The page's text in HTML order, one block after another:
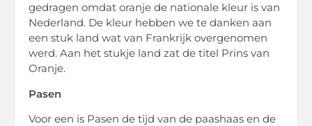
gedragen omdat oranje de nationale kleur is van
Nederland. De kleur hebben we te danken aan
een stuk land wat van Frankrijk overgenomen
werd. Aan het stukje land zat de titel Prins van
Oranje.
Pasen
Voor een is Pasen de tijd van de paashaas en de